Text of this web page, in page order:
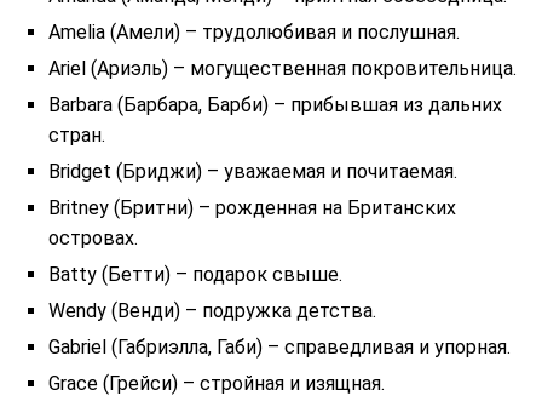
Amelia (Амели) – трудолюбивая и послушная.
Ariel (Ариэль) – могущественная покровительница.
Barbara (Барбара, Барби) – прибывшая из дальних
стран.
Bridget (Бриджи) – уважаемая и почитаемая.
Britney (Бритни) – рожденная на Британских
островах.
Batty (Бетти) – подарок свыше.
Wendy (Венди) – подружка детства.
Gabriel (Габриэлла, Габи) – справедливая и упорная.
Grace (Грейси) – стройная и изящная.